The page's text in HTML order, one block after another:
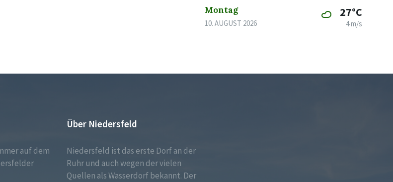
Montag
10. AUGUST 2026
27°C
4 m/s
auf dem
Über Niedersfeld
Niedersfeld ist das erste Dorf an der
Ruhr und auch wegen der vielen
Quellen als Wasserdorf bekannt. Der